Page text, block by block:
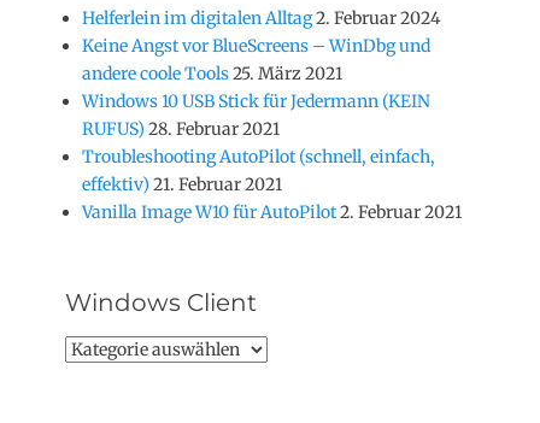
Helferlein im digitalen Alltag2. Februar 2024
Keine Angst vor BlueScreens – WinDbg und
andere coole Tools25. März 2021
Windows 10 USB Stick für Jedermann (KEIN
RUFUS) 28. Februar 2021
Troubleshooting AutoPilot (schnell, einfach,
effektiv) 21. Februar 2021
Vanilla Image W10 für AutoPilot2. Februar 2021
Windows Client
Windows